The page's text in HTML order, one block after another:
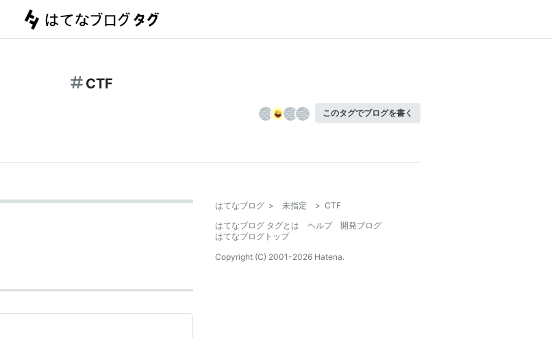
CTF
このタグでブログを書く
はてなブログ > 未指定 > CTF
はてなブログ タグとは
ヘルプ
開発ブログ
はてなブログトップ
Copyright (C) 2001-2026 Hatena.